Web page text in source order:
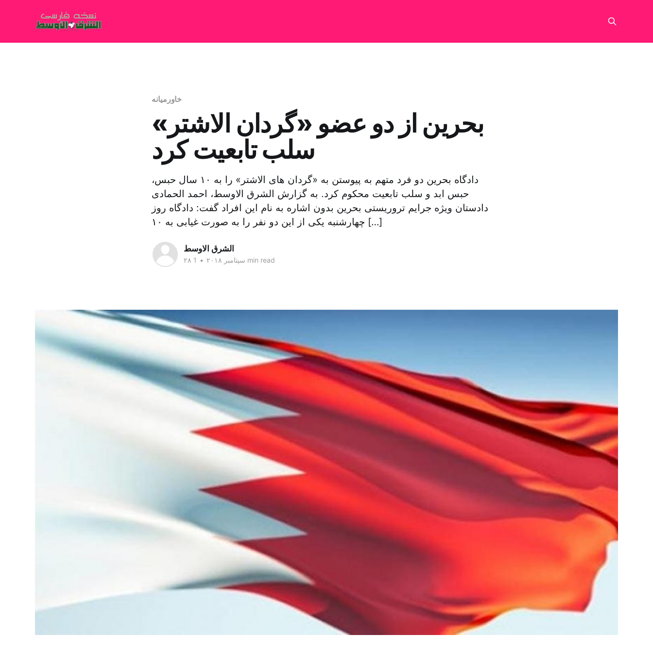
خاورمیانه
بحرین از دو عضو «گردان الاشتر»
سلب تابعیت کرد
دادگاه بحرین دو فرد متهم به پیوستن به «گردان های الاشتر» را به ۱۰ سال حبس،
حبس ابد و سلب تابعیت محکوم کرد. به گزارش الشرق الاوسط، احمد الحمادی
دادستان ویژه جرایم تروریستی بحرین بدون اشاره به نام این افراد گفت: دادگاه روز
چهارشنبه یکی از این دو نفر را به صورت غیابی به ۱۰ […]
الشرق الاوسط
۲۸ سپتامبر ۲۰۱۸ • 1 min read